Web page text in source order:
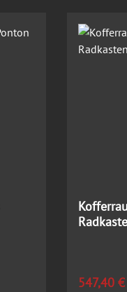
547,40 €